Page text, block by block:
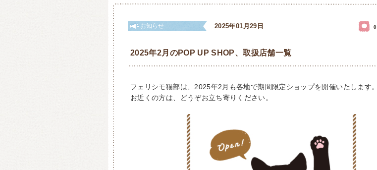
お知らせ 2025年01月29日
2025年2月のPOP UP SHOP、取扱店舗一覧
0
フェリシモ猫部は、2025年2月も各地で期間限定ショップを開催いたします。
お近くの方は、どうぞお立ち寄りください。